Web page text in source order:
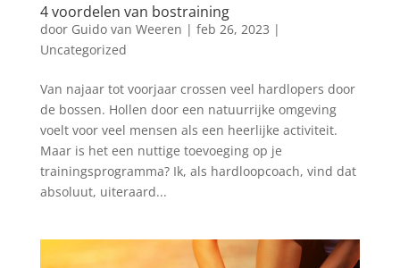
4 voordelen van bostraining
door Guido van Weeren | feb 26, 2023 |
Uncategorized
Van najaar tot voorjaar crossen veel hardlopers door
de bossen. Hollen door een natuurrijke omgeving
voelt voor veel mensen als een heerlijke activiteit.
Maar is het een nuttige toevoeging op je
trainingsprogramma? Ik, als hardloopcoach, vind dat
absoluut, uiteraard...